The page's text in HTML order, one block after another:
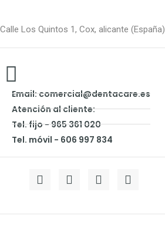
Calle Los Quintos 1, Cox, alicante (España)
Email: comercial@dentacare.es
Atención al cliente:
Tel. fijo - 965 361 020
Tel. móvil - 606 997 834